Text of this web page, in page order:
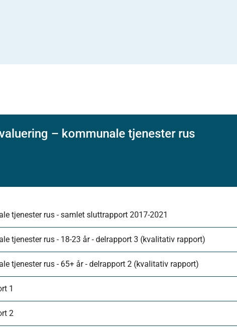
– kommunale tjenester rus
tjenester rus - samlet sluttrapport 2017-2021
tjenester rus - 18-23 år - delrapport 3 (kvalitativ rapport)
tjenester rus - 65+ år - delrapport 2 (kvalitativ rapport)
1
2